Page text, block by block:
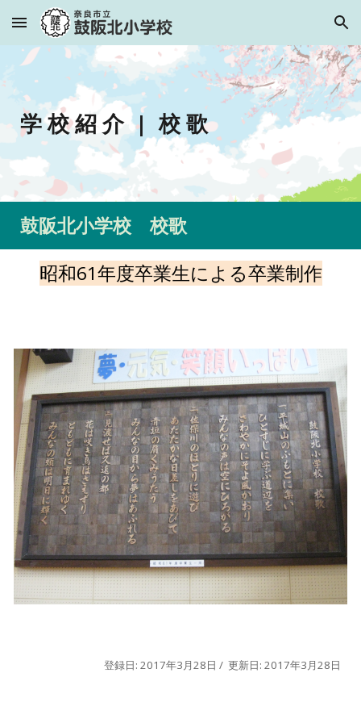
Skip to main content Skip to navigation
学 校 紹 介|校 歌
鼓阪北小学校 校歌
昭和61年度卒業生による卒業制作
登録日: 2017年3月28日 / 更新日: 2017年3月28日